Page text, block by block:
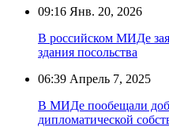
09:16 Янв. 20, 2026
В российском МИДе
здания посольства
06:39 Апрель 7, 2025
В МИДе пообещали
дипломатической